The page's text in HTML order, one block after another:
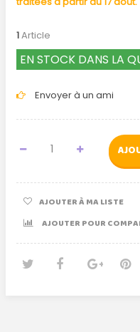
1Article
EN STOCK DANS LA
Envoyer à un ami
AJOUTER À MA LISTE
AJOUTER POUR